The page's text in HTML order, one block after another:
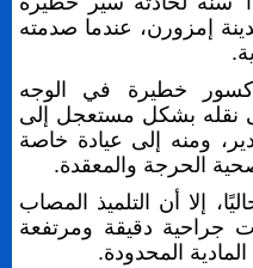
إمزورن، عندما صدمته
خطيرة في الوجه
نقله بشكل مستعجل إلى
ومنه إلى عيادة خاصة
الحرجة والمعقدة.
إلا أن التلميذ المصاب
جراحية دقيقة ومرتفعة
المادية المحدودة.